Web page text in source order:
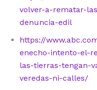
volver-a-rematar-
denuncia-edil
https://
enecho-intento-el-
las-tierras-tengan-
veredas-ni-calles/